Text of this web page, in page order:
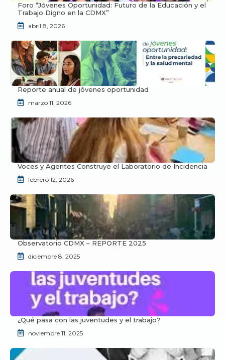
Foro “Jóvenes Oportunidad: Futuro de la Educación y el
Trabajo Digno en la CDMX”
abril 8, 2026
Reporte anual de jóvenes oportunidad
marzo 11, 2026
Voces y Agentes Construye el Laboratorio de Incidencia
febrero 12, 2026
Observatorio CDMX – REPORTE 2025
diciembre 8, 2025
¿Qué pasa con las juventudes y el trabajo?
noviembre 11, 2025